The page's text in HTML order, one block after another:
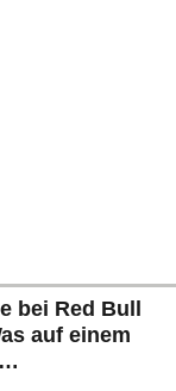
bei Red Bull
auf einem